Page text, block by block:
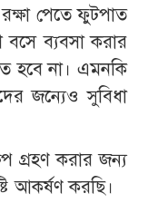
পেতে ফুটপাত
বসে ব্যবসা করার
হবে না। এমনকি
জন্যেও সুবিধা
গ্রহণ করার জন্য
আকর্ষণ করছি।